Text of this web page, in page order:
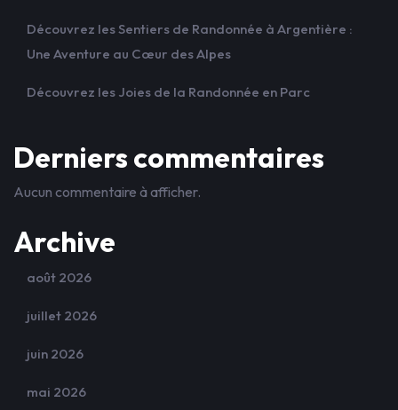
Découvrez les Sentiers de Randonnée à Argentière :
Une Aventure au Cœur des Alpes
Découvrez les Joies de la Randonnée en Parc
Derniers commentaires
Aucun commentaire à afficher.
Archive
août 2026
juillet 2026
juin 2026
mai 2026